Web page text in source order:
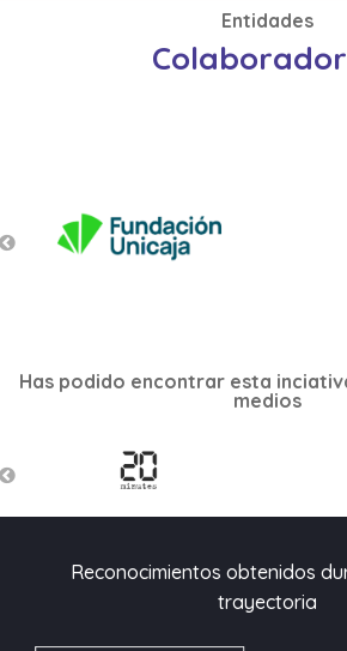
Entidades
Has podido encontrar esta
medios
Reconocimientos obtenidos
trayectoria